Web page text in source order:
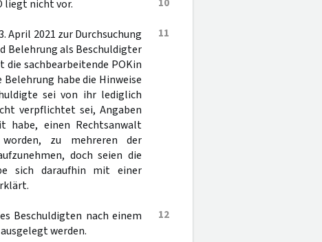
liegt nicht vor.
11
April 2021 zur Durchsuchung
Belehrung als Beschuldigter
sachbearbeitende POKin
habe die Hinweise
sei von ihr lediglich
verpflichtet sei, Angaben
habe, einen Rechtsanwalt
zu mehreren der
doch seien die
sich daraufhin mit einer
12
Beschuldigten nach einem
werden.